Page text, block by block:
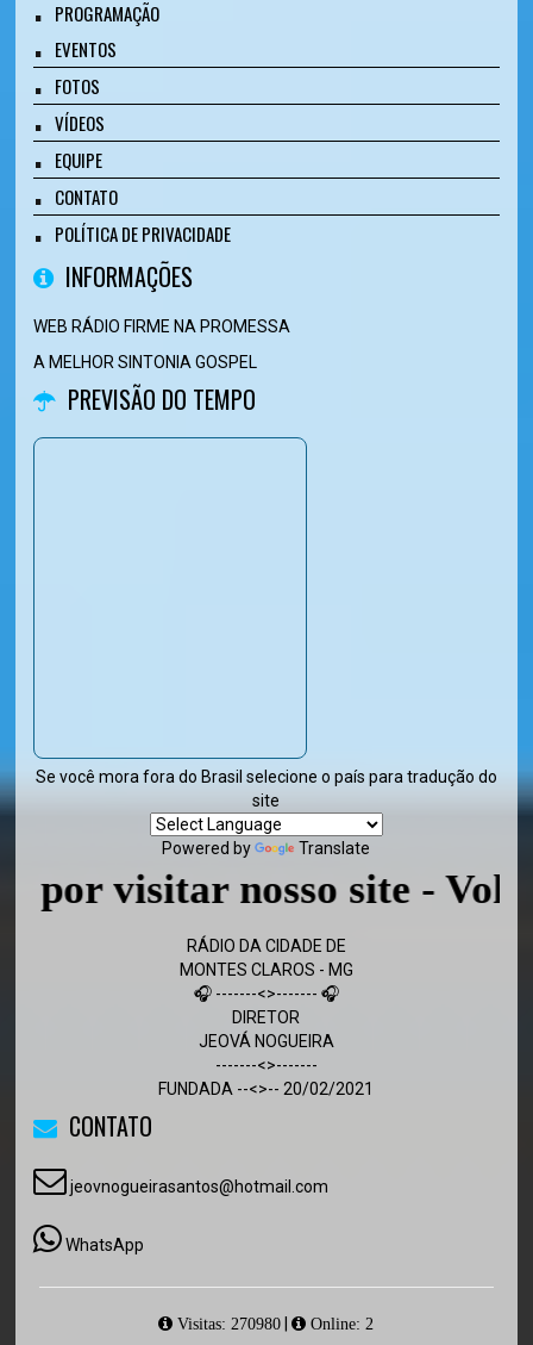
PROGRAMAÇÃO
EVENTOS
FOTOS
VÍDEOS
EQUIPE
CONTATO
POLÍTICA DE PRIVACIDADE
INFORMAÇÕES
WEB RÁDIO FIRME NA PROMESSA
A MELHOR SINTONIA GOSPEL
PREVISÃO DO TEMPO
Se você mora fora do Brasil selecione o país para tradução do
site
Powered by Translate
nosso site - Volte
RÁDIO DA CIDADE DE
MONTES CLAROS - MG
🎧 -------<>------- 🎧
DIRETOR
JEOVÁ NOGUEIRA
-------<>-------
FUNDADA --<>-- 20/02/2021
CONTATO
jeovnogueirasantos@hotmail.com
WhatsApp
Visitas: 270980 | Online: 2